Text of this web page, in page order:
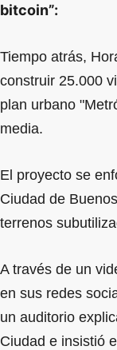
bitcoin”:
Tiempo atrás,
construir 25.000
plan urbano
media.
El proyecto se
Ciudad de
terrenos
A través de un
en sus redes
un auditorio
Ciudad e insistió